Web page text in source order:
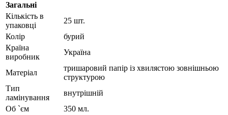
Загальні
Кількість в
упаковці
25 шт.
Колір
бурий
Країна
виробник
Україна
Матеріал
тришаровий папір із хвилястою зовнішньою
структурою
Тип
ламінування
внутрішній
Об `єм
350 мл.